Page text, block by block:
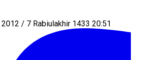
/ 7 Rabiulakhir 1433 20:51